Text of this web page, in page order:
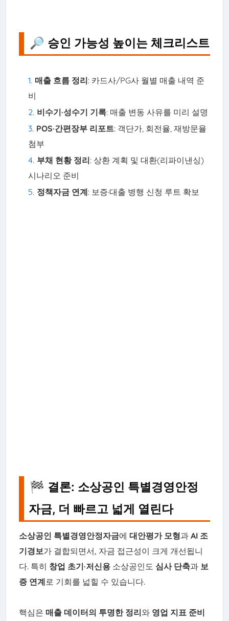
🔎 승인 가능성 높이는 체크리스트
매출 흐름 정리: 카드사/PG사 월별 매출 내역 준
비
비수기·성수기 기록: 매출 변동 사유를 미리 설명
POS·간편장부 리포트: 객단가, 회전율, 재방문율
첨부
부채 현황 정리: 상환 계획 및 대환(리파이낸싱)
시나리오 준비
정책자금 연계: 보증·대출 병행 신청 루트 확보
🏁 결론: 소상공인 특별경영안정
자금, 더 빠르고 넓게 열린다
소상공인 특별경영안정자금에 대안평가 모형과 AI 조
기경보가 결합되면서, 자금 접근성이 크게 개선됩니
다. 특히 창업 초기·저신용소상공인도 심사 단축과 보
증 연계로 기회를 넓힐 수 있습니다.
핵심은 매출 데이터의 투명한 정리와 영업 지표 준비